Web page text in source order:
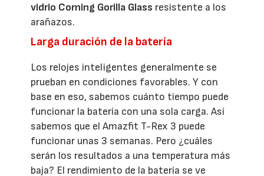
vidrio Corning Gorilla Glass resistente a los
arañazos.
Larga duración de la batería
Los relojes inteligentes generalmente se
prueban en condiciones favorables. Y con
base en eso, sabemos cuánto tiempo puede
funcionar la batería con una sola carga. Así
sabemos que el Amazfit T-Rex 3 puede
funcionar unas 3 semanas. Pero ¿cuáles
serán los resultados a una temperatura más
baja? El rendimiento de la batería se ve